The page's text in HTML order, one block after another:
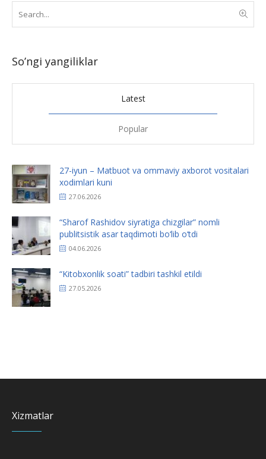
So’ngi yangiliklar
Latest
Popular
27-iyun – Matbuot va ommaviy axborot vositalari
xodimlari kuni
27.06.2026
“Sharof Rashidov siyratiga chizgilar” nomli
publitsistik asar taqdimoti bo‘lib o‘tdi
04.06.2026
“Kitobxonlik soati” tadbiri tashkil etildi
27.05.2026
Xizmatlar